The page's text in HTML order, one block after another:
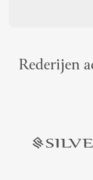
Rederijen